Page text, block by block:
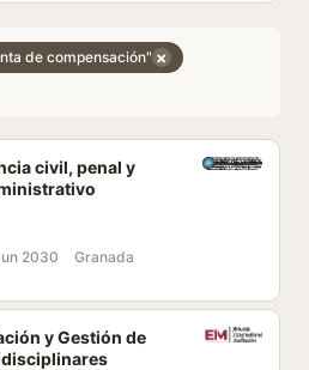
de compensación" ×
civil, penal y
2030 Granada
y Gestión de